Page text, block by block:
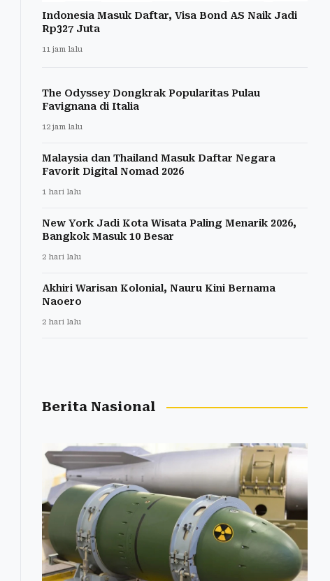
Indonesia Masuk Daftar, Visa Bond AS Naik Jadi
Rp327 Juta
11 jam lalu
The Odyssey Dongkrak Popularitas Pulau
Favignana di Italia
12 jam lalu
Malaysia dan Thailand Masuk Daftar Negara
Favorit Digital Nomad 2026
1 hari lalu
New York Jadi Kota Wisata Paling Menarik 2026,
Bangkok Masuk 10 Besar
2 hari lalu
Akhiri Warisan Kolonial, Nauru Kini Bernama
Naoero
2 hari lalu
Berita Nasional